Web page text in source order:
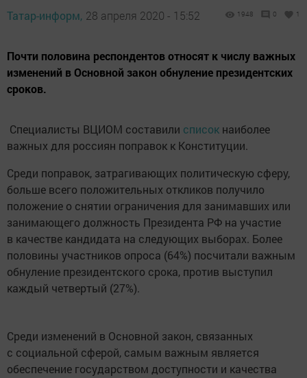
Татар-информ, 28 апреля 2020 - 15:52 1948 0 1
Почти половина респондентов относят к числу важных
изменений в Основной закон обнуление президентских
сроков.
Специалисты ВЦИОМ составили список наиболее
важных для россиян поправок к Конституции.
Среди поправок, затрагивающих политическую сферу,
больше всего положительных откликов получило
положение о снятии ограничения для занимавших или
занимающего должность Президента РФ на участие
в качестве кандидата на следующих выборах. Более
половины участников опроса (64%) посчитали важным
обнуление президентского срока, против выступил
каждый четвертый (27%).
Среди изменений в Основной закон, связанных
с социальной сферой, самым важным является
обеспечение государством доступности и качества